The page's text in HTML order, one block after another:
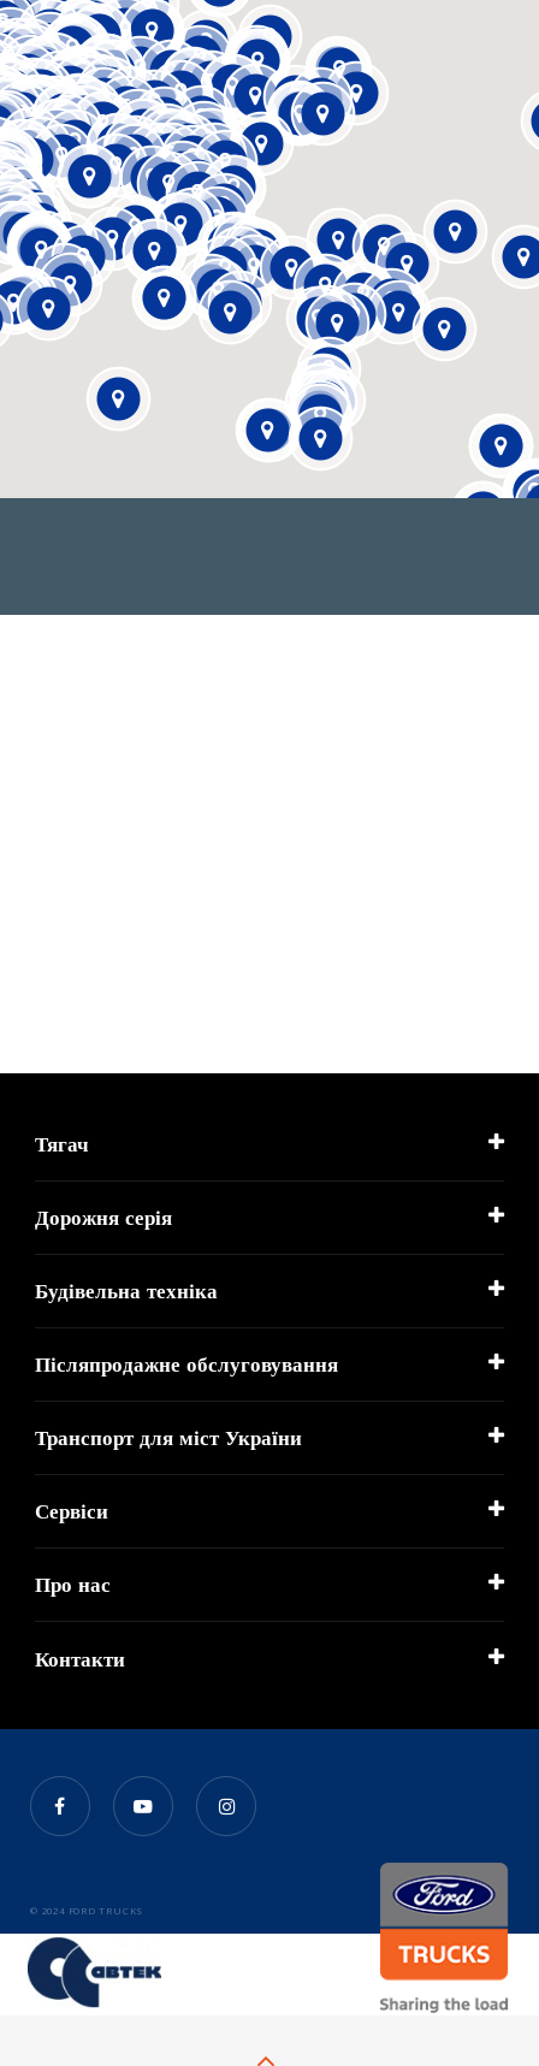
Тягач
Дорожня серія
Будівельна техніка
Післяпродажне обслуговування
Транспорт для міст України
Сервіси
Про нас
Контакти
© 2024 FORD TRUCKS